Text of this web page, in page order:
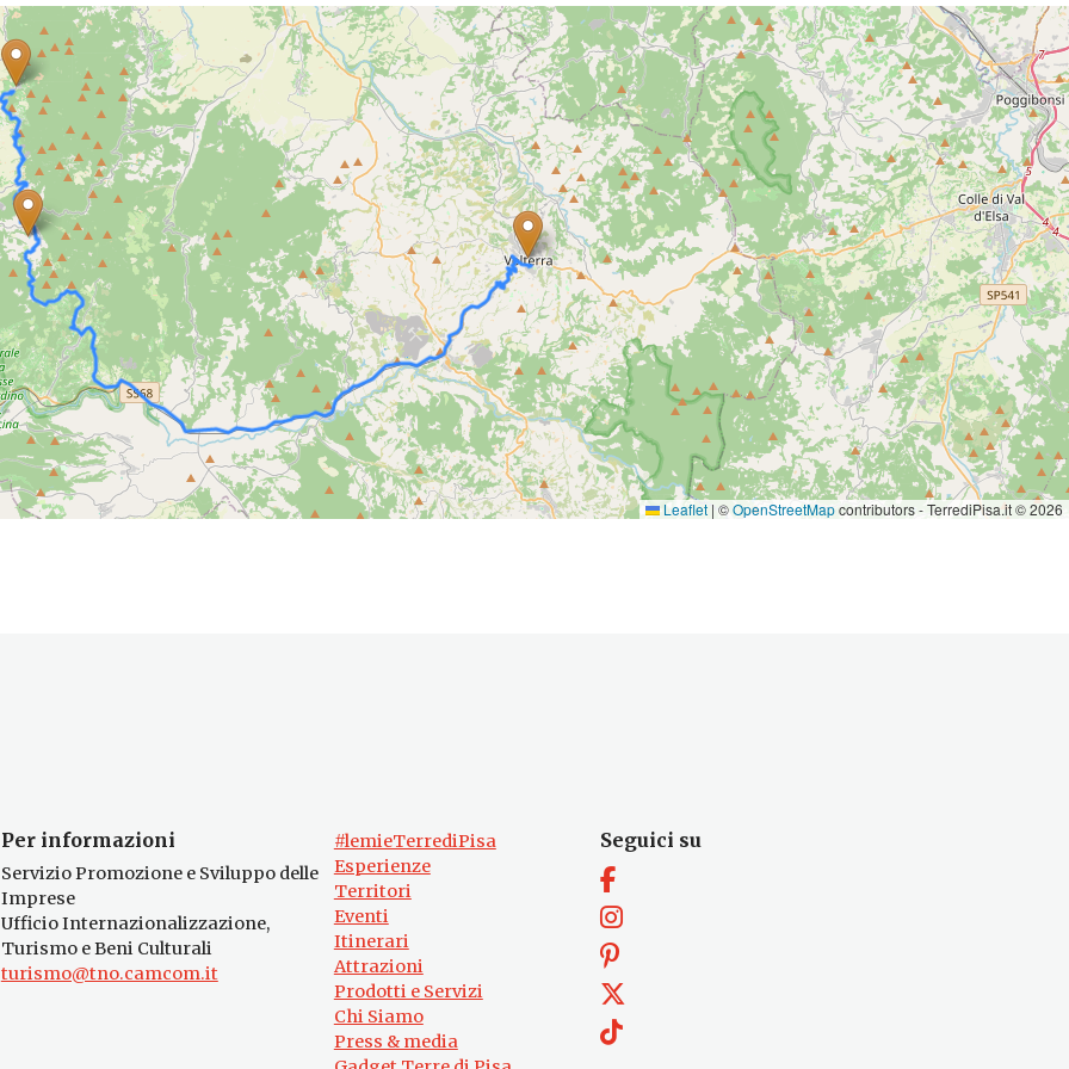
Leaflet | ©OpenStreetMapcontributors - TerrediPisa.it © 2026
Per informazioni
Servizio Promozione e Sviluppo delle
Imprese
Ufficio Internazionalizzazione,
Turismo e Beni Culturali
turismo@tno.camcom.it
#lemieTerrediPisa
Esperienze
Territori
Eventi
Itinerari
Attrazioni
Prodotti e Servizi
Chi Siamo
Press & media
Seguici su